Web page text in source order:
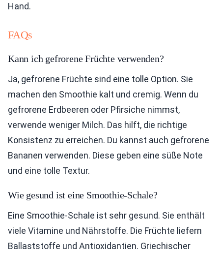
Hand.
FAQs
Kann ich gefrorene Früchte verwenden?
Ja, gefrorene Früchte sind eine tolle Option. Sie
machen den Smoothie kalt und cremig. Wenn du
gefrorene Erdbeeren oder Pfirsiche nimmst,
verwende weniger Milch. Das hilft, die richtige
Konsistenz zu erreichen. Du kannst auch gefrorene
Bananen verwenden. Diese geben eine süße Note
und eine tolle Textur.
Wie gesund ist eine Smoothie-Schale?
Eine Smoothie-Schale ist sehr gesund. Sie enthält
viele Vitamine und Nährstoffe. Die Früchte liefern
Ballaststoffe und Antioxidantien. Griechischer